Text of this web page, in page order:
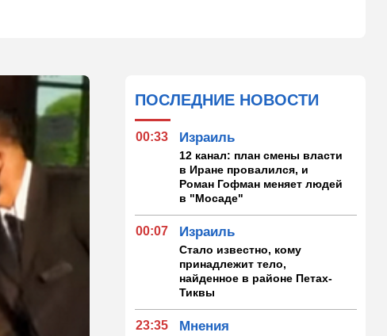
ПОСЛЕДНИЕ НОВОСТИ
00:33 Израиль
12 канал: план смены власти
в Иране провалился, и
Роман Гофман меняет людей
в "Мосаде"
00:07 Израиль
Стало известно, кому
принадлежит тело,
найденное в районе Петах-
Тиквы
23:35 Мнения